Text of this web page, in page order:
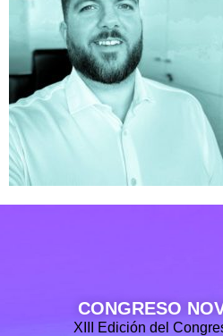
CONGRESO
XIII Edición del